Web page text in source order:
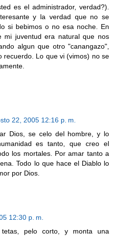
es el administrador, verdad?).
y la verdad que no se
si bebimos o no esa noche. En
mi juventud era natural que nos
algun que otro "canangazo",
recuerdo. Lo que vi (vimos) no se
22, 2005 12:16 p. m.
Dios, se celo del hombre, y lo
es tanto, que creo el
los mortales. Por amar tanto a
Todo lo que hace el Diablo lo
por Dios.
12:30 p. m.
pelo corto, y monta una